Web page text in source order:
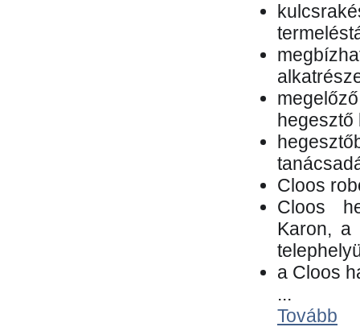
hegesztő
Cloos
Cloos
Karon, a
a Cloos
...
Tovább